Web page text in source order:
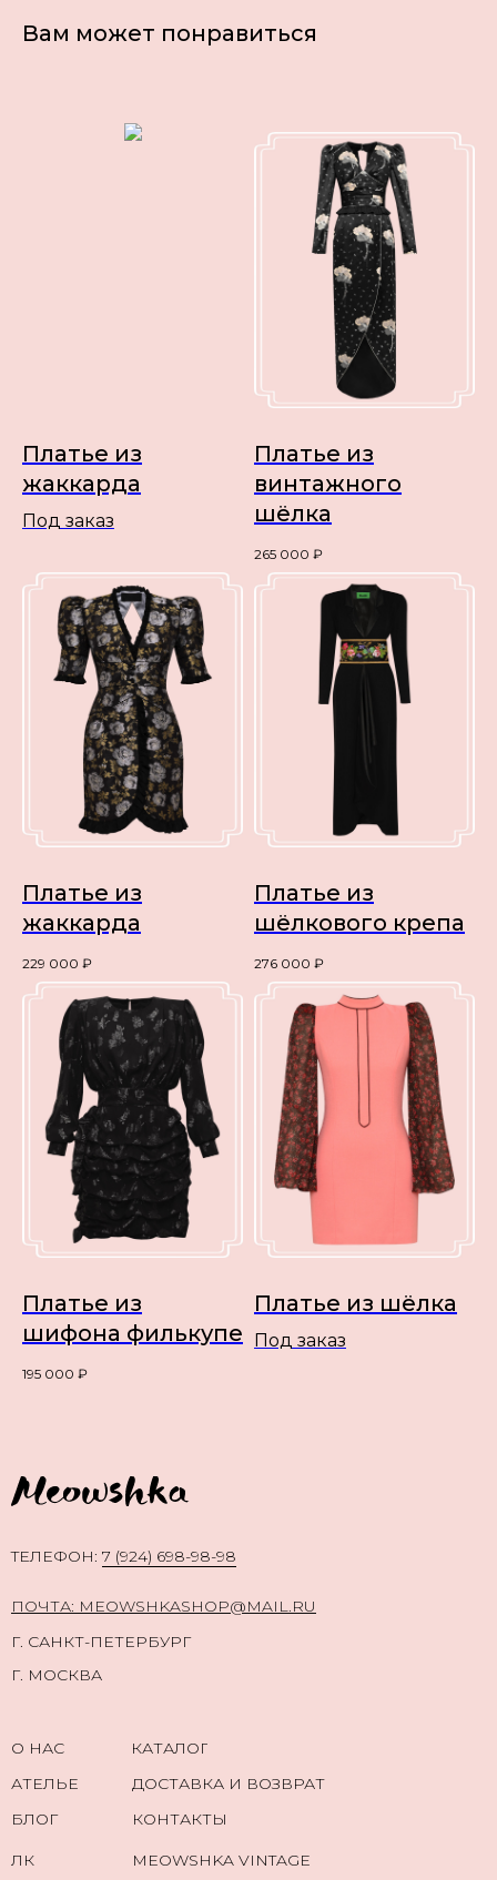
Вам может понравиться
Платье из
жаккарда
Под заказ
Платье из
винтажного
шёлка
265 000 ₽
Платье из
жаккарда
229 000 ₽
Платье из
шёлкового крепа
276 000 ₽
Платье из
шифона филькупе
195 000 ₽
Платье из шёлка
Под заказ
TЕЛЕФОН: 7 (924) 698-98-98
ПОЧТА: MEOWSHKASHOP@MAIL.RU
Г. САНКТ-ПЕТЕРБУРГ
Г. МОСКВА
О НАС
КАТАЛОГ
АТЕЛЬЕ
БЛОГ
MEOWSHKA VINTAGE
ЛК
КОНТАКТЫ
ДОСТАВКА И ВОЗВРАТ